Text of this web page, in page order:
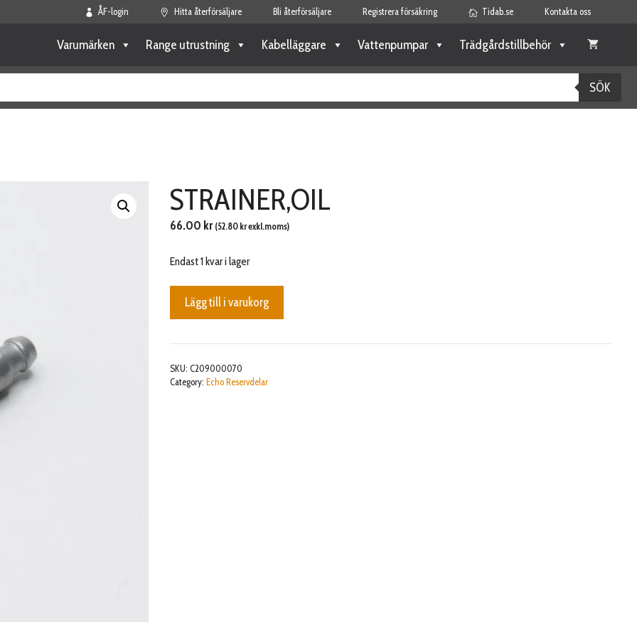
ÅF-login Hitta återförsäljare Bli återförsäljare Registrera försäkring Tidab.se Kontakta oss
Varumärken Range utrustning Kabelläggare Vattenpumpar Trädgårdstillbehör
SÖK
STRAINER,OIL
66.00 kr (52.80 krexkl.moms)
Endast 1 kvar i lager
STRAINER,OIL
mängd
Lägg till i varukorg
SKU: C209000070
Category: Echo Reservdelar